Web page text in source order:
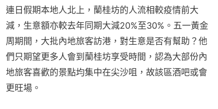
連日假期本地人北上，蘭桂坊的人流相較疫情前大
減，生意額亦較去年同期大減20%至30%。五一黃金
周期間，大批內地旅客訪港，對生意是否有幫助？他
們只期望更多人會到蘭桂坊享受時間，認為大部份內
地旅客喜歡的景點均集中在尖沙咀，故該區酒吧或會
更旺場。